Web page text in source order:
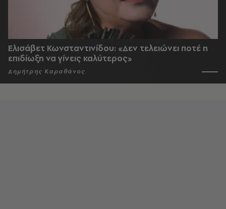
Ελισάβετ Κωνσταντινίδου: «Δεν τελειώνει ποτέ η
επιδίωξη να γίνεις καλύτερος»
Δημήτρης Καραθάνος